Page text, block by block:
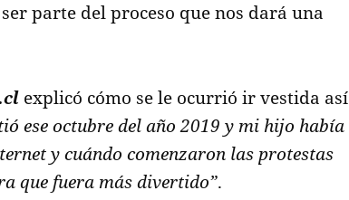
parte del proceso que nos dará una
explicó cómo se le ocurrió ir vestida así
ese octubre del año 2019 y mi hijo había
y cuándo comenzaron las protestas
que fuera más divertido”.